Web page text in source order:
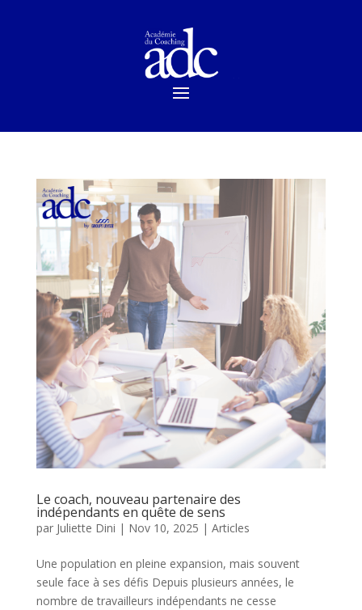
Le coach, nouveau partenaire des
indépendants en quête de sens
par Juliette Dini | Nov 10, 2025 | Articles
Une population en pleine expansion, mais souvent
seule face à ses défis Depuis plusieurs années, le
nombre de travailleurs indépendants ne cesse